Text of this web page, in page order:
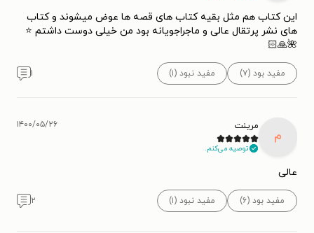
این کتاب هم مثل بقیه کتاب های قصه ها عوض میشوند و کتاب
های نشر پرتقال عالی و ماجراجویانه بود من خیلی دوست داشتم ⭐
🌺🙏🏻
مفید بود (۷) مفید نبود (۱) ۱
م
مرینت
توصیه می‌کنم.
۱۴۰۰/۰۵/۲۶
عالی
مفید بود (۶) مفید نبود (۱) ۲